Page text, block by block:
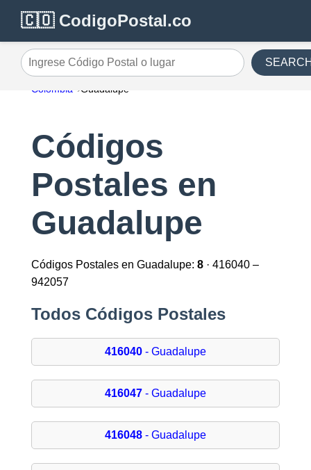
🇨🇴 CodigoPostal.co
Ingrese Código Postal o lugar
Colombia Guadalupe
Códigos
Postales en
Guadalupe
Códigos Postales en Guadalupe: 8· 416040 –
942057
Todos Códigos Postales
416040- Guadalupe
416047- Guadalupe
416048- Guadalupe